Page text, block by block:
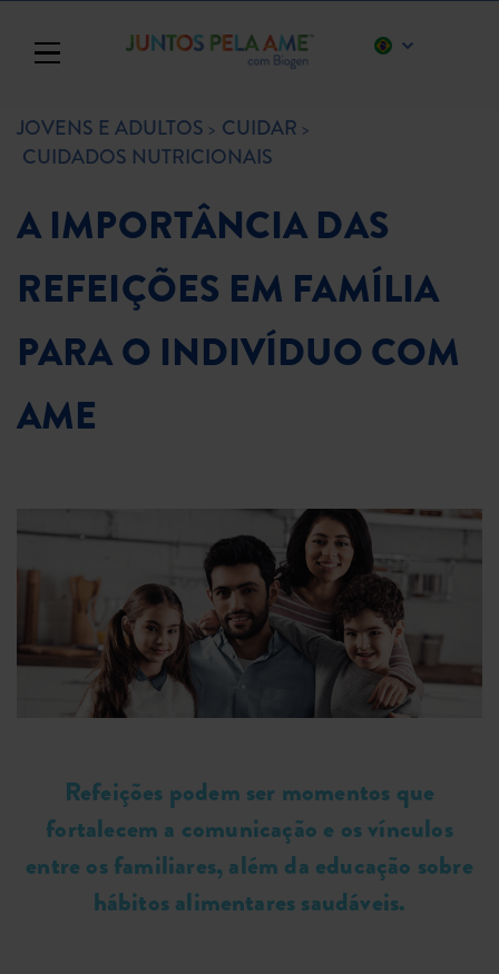
Toggle navigation
JOVENS E ADULTOS
CUIDAR
CUIDADOS NUTRICIONAIS
A IMPORTÂNCIA DAS
REFEIÇÕES EM FAMÍLIA
PARA O INDIVÍDUO COM
AME
Refeições podem ser momentos que
fortalecem a comunicação e os vínculos
entre os familiares, além da educação sobre
hábitos alimentares saudáveis.